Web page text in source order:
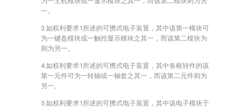
一。
3.如权利要求1所述的可携式电子装置，其中该第一模块可
为一键盘模块或一触控显示模块之其一，而该第二模块为
则为另一。
4.如权利要求1所述的可携式电子装置，其中各枢转件的该
第一元件可为一转轴或一轴套之其一，而该第二元件则为
另一。
5.如权利要求1所述的可携式电子装置，其中该电子模块于